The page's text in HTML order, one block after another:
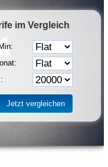
im Vergleich